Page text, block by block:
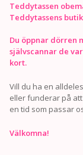
Teddytassen
Teddytassens
Du öppnar dörren
självscannar de
kort.
Vill du ha en
eller funderar på att
en tid som passar
Välkomna!